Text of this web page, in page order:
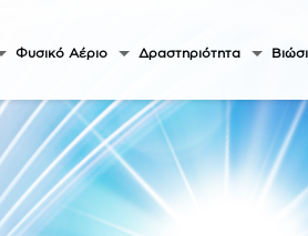
Φυσικό Αέριο Δραστηριότητα